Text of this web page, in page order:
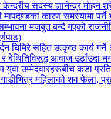
सदस्य ज्ञानेन्द्र मोहन
कारण समस्यामा
मजबुत बन्दै गएको
घिमिरे सहित उत्कृष्ठ कार्य
बेथितिविरुद्ध आवाज उठाँउदा
युवा उम्मेदवारहरूबीच कडा
महिलाको शव फेला,